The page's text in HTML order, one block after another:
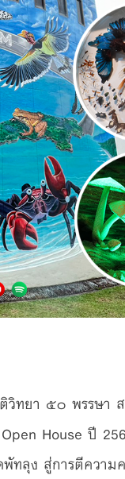
ทยา ๕๐ พรรษา
House ปี
ลุง สู่การตีความ